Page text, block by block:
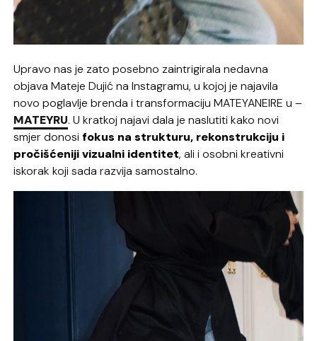
Upravo nas je zato posebno zaintrigirala nedavna
objava Mateje Dujić na Instagramu, u kojoj je najavila
novo poglavlje brenda i transformaciju MATEYANEIRE u –
MATEYRU. U kratkoj najavi dala je naslutiti kako novi
smjer donosi fokus na strukturu, rekonstrukciju i
pročišćeniji vizualni identitet, ali i osobni kreativni
iskorak koji sada razvija samostalno.